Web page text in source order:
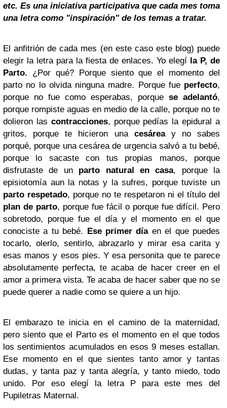
etc. Es una iniciativa participativa que cada mes toma
una letra como "inspiración" de los temas a tratar.
El anfitrión de cada mes (en este caso este blog) puede
elegir la letra para la fiesta de enlaces. Yo elegí la P, de
Parto. ¿Por qué? Porque siento que el momento del
parto no lo olvida ninguna madre. Porque fue perfecto,
porque no fue como esperabas, porque se adelantó,
porque rompiste aguas en medio de la calle, porque no te
dolieron las contracciones, porque pedías la epidural a
gritos, porque te hicieron una cesáreay no sabes
porqué, porque una cesárea de urgencia salvó a tu bebé,
porque lo sacaste con tus propias manos, porque
disfrutaste de un parto natural en casa, porque la
episiotomía aun la notas y la sufres, porque tuviste un
parto respetado, porque no te respetaron ni el título del
plan de parto, porque fue fácil o porque fue difícil. Pero
sobretodo, porque fue el día y el momento en el que
conociste a tu bebé. Ese primer díaen el que puedes
tocarlo, olerlo, sentirlo, abrazarlo y mirar esa carita y
esas manos y esos pies. Y esa personita que te parece
absolutamente perfecta, te acaba de hacer creer en el
amor a primera vista. Te acaba de hacer saber que no se
puede querer a nadie como se quiere a un hijo.
El embarazo te inicia en el camino de la maternidad,
pero siento que el Parto es el momento en el que todos
los sentimientos acumulados en esos 9 meses estallan.
Ese momento en el que sientes tanto amor y tantas
dudas, y tanta paz y tanta alegría, y tanto miedo, todo
unido. Por eso elegí la letra P para este mes del
Pupiletras Maternal.